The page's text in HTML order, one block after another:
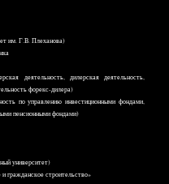
им. Г.В. Плеханова)
деятельность, дилерская деятельность,
форекс-дилера)
по управлению инвестиционными фондами,
пенсионными фондами)
университет)
гражданское строительство»